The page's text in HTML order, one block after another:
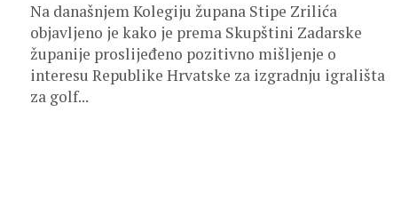
Na današnjem Kolegiju župana Stipe Zrilića
objavljeno je kako je prema Skupštini Zadarske
županije proslijeđeno pozitivno mišljenje o
interesu Republike Hrvatske za izgradnju igrališta
za golf...